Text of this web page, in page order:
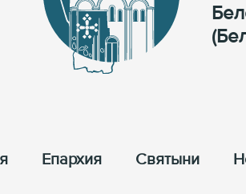
Епархия Cвятыни